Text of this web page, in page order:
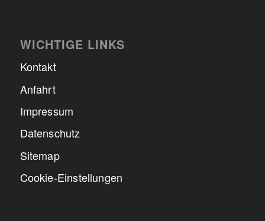
WICHTIGE LINKS
Kontakt
Anfahrt
Impressum
Datenschutz
Sitemap
Cookie-Einstellungen